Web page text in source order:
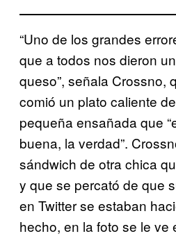
“Uno de los grandes
que a todos nos dieron
queso”, señala Crossno,
comió un plato caliente
pequeña ensañada que
buena, la verdad”.
sándwich de otra chica
y que se percató de que
en Twitter se estaban
hecho, en la foto se le ve